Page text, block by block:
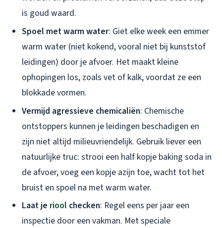
is goud waard.
Spoel met warm water: Giet elke week een emmer
warm water (niet kokend, vooral niet bij kunststof
leidingen) door je afvoer. Het maakt kleine
ophopingen los, zoals vet of kalk, voordat ze een
blokkade vormen.
Vermijd agressieve chemicaliën: Chemische
ontstoppers kunnen je leidingen beschadigen en
zijn niet altijd milieuvriendelijk. Gebruik liever een
natuurlijke truc: strooi een half kopje baking soda in
de afvoer, voeg een kopje azijn toe, wacht tot het
bruist en spoel na met warm water.
Laat je riool checken: Regel eens per jaar een
inspectie door een vakman. Met speciale